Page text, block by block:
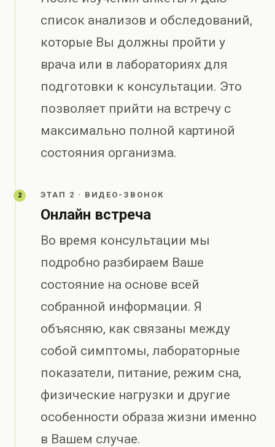
список анализов и обследований,
которые Вы должны пройти у
врача или в лабораториях для
подготовки к консультации. Это
позволяет прийти на встречу с
максимально полной картиной
состояния организма.
2 ЭТАП 2 · ВИДЕО-ЗВОНОК
Онлайн встреча
Во время консультации мы
подробно разбираем Ваше
состояние на основе всей
собранной информации. Я
объясняю, как связаны между
собой симптомы, лабораторные
показатели, питание, режим сна,
физические нагрузки и другие
особенности образа жизни именно
в Вашем случае.